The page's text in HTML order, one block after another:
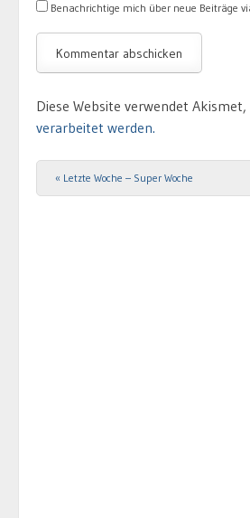
Benachrichtige mich über neue Beiträge
Diese Website verwendet
verarbeitet werden.
Post navigation
« Letzte Woche – Super Woche